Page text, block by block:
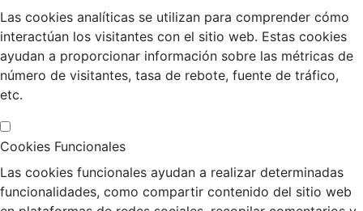
Las cookies analíticas se utilizan para comprender cómo
interactúan los visitantes con el sitio web. Estas cookies
ayudan a proporcionar información sobre las métricas de
número de visitantes, tasa de rebote, fuente de tráfico,
etc.
Cookies Funcionales
Las cookies funcionales ayudan a realizar determinadas
funcionalidades, como compartir contenido del sitio web